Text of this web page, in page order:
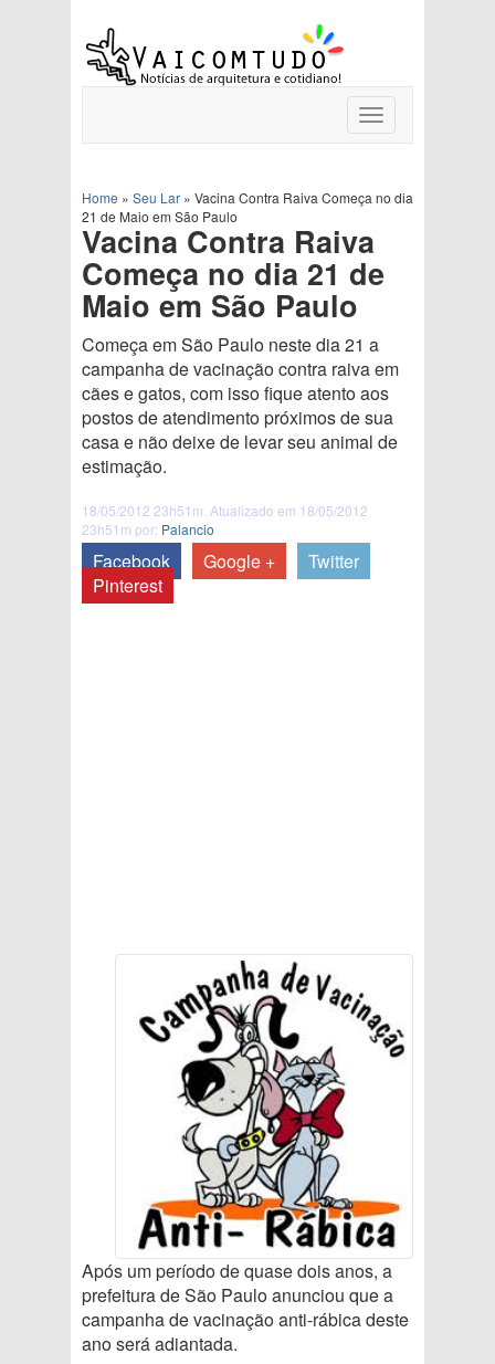
Toggle
navigation
Home » Seu Lar » Vacina Contra Raiva Começa no dia
21 de Maio em São Paulo
Vacina Contra Raiva
Começa no dia 21 de
Maio em São Paulo
Começa em São Paulo neste dia 21 a
campanha de vacinação contra raiva em
cães e gatos, com isso fique atento aos
postos de atendimento próximos de sua
casa e não deixe de levar seu animal de
estimação.
18/05/2012 23h51m. Atualizado em 18/05/2012
23h51m por: Palancio
Facebook Google +
Twitter
Pinterest
Após um período de quase dois anos, a
prefeitura de São Paulo anunciou que a
campanha de vacinação anti-rábica deste
ano será adiantada.